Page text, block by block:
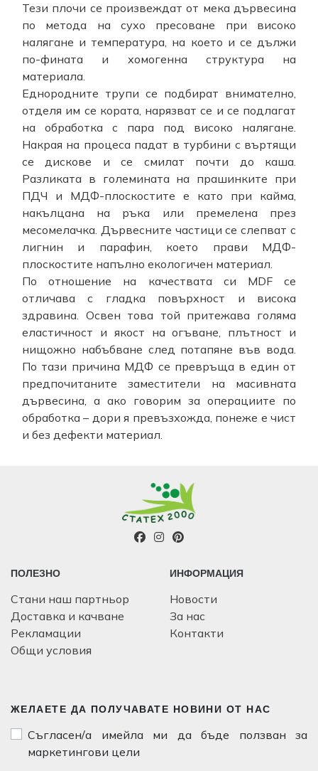
Тези плочи се произвеждат от мека дървесина
по метода на сухо пресоване при високо
налягане и температура, на което и се дължи
по-фината и хомогенна структура на
материала.
Еднородните трупи се подбират внимателно,
отделя им се кората, нарязват се и се подлагат
на обработка с пара под високо налягане.
Накрая на процеса падат в турбини с въртящи
се дискове и се смилат почти до каша.
Разликата в големината на прашинките при
ПДЧ и МДФ-плоскостите е като при кайма,
накълцана на ръка или премелена през
месомелачка. Дървесните частици се слепват с
лигнин и парафин, което прави МДФ-
плоскостите напълно екологичен материал.
По отношение на качествата си MDF се
отличава с гладка повърхност и висока
здравина. Освен това той притежава голяма
еластичност и якост на огъване, плътност и
нищожно набъбване след потапяне във вода.
По тази причина МДФ се превръща в един от
предпочитаните заместители на масивната
дървесина, а ако говорим за операциите по
обработка – дори я превъзхожда, понеже е чист
и без дефекти материал.
ПОЛЕЗНО
Стани наш партньор
Доставка и качване
Рекламации
Общи условия
ИНФОРМАЦИЯ
Новости
За нас
Контакти
ЖЕЛАЕТЕ ДА ПОЛУЧАВАТЕ НОВИНИ ОТ НАС
Съгласен/а имейла ми да бъде ползван за
маркетингови цели